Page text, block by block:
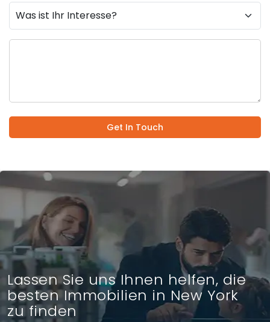
Get In Touch
Lassen Sie uns Ihnen helfen, die
besten Immobilien in New York
zu finden